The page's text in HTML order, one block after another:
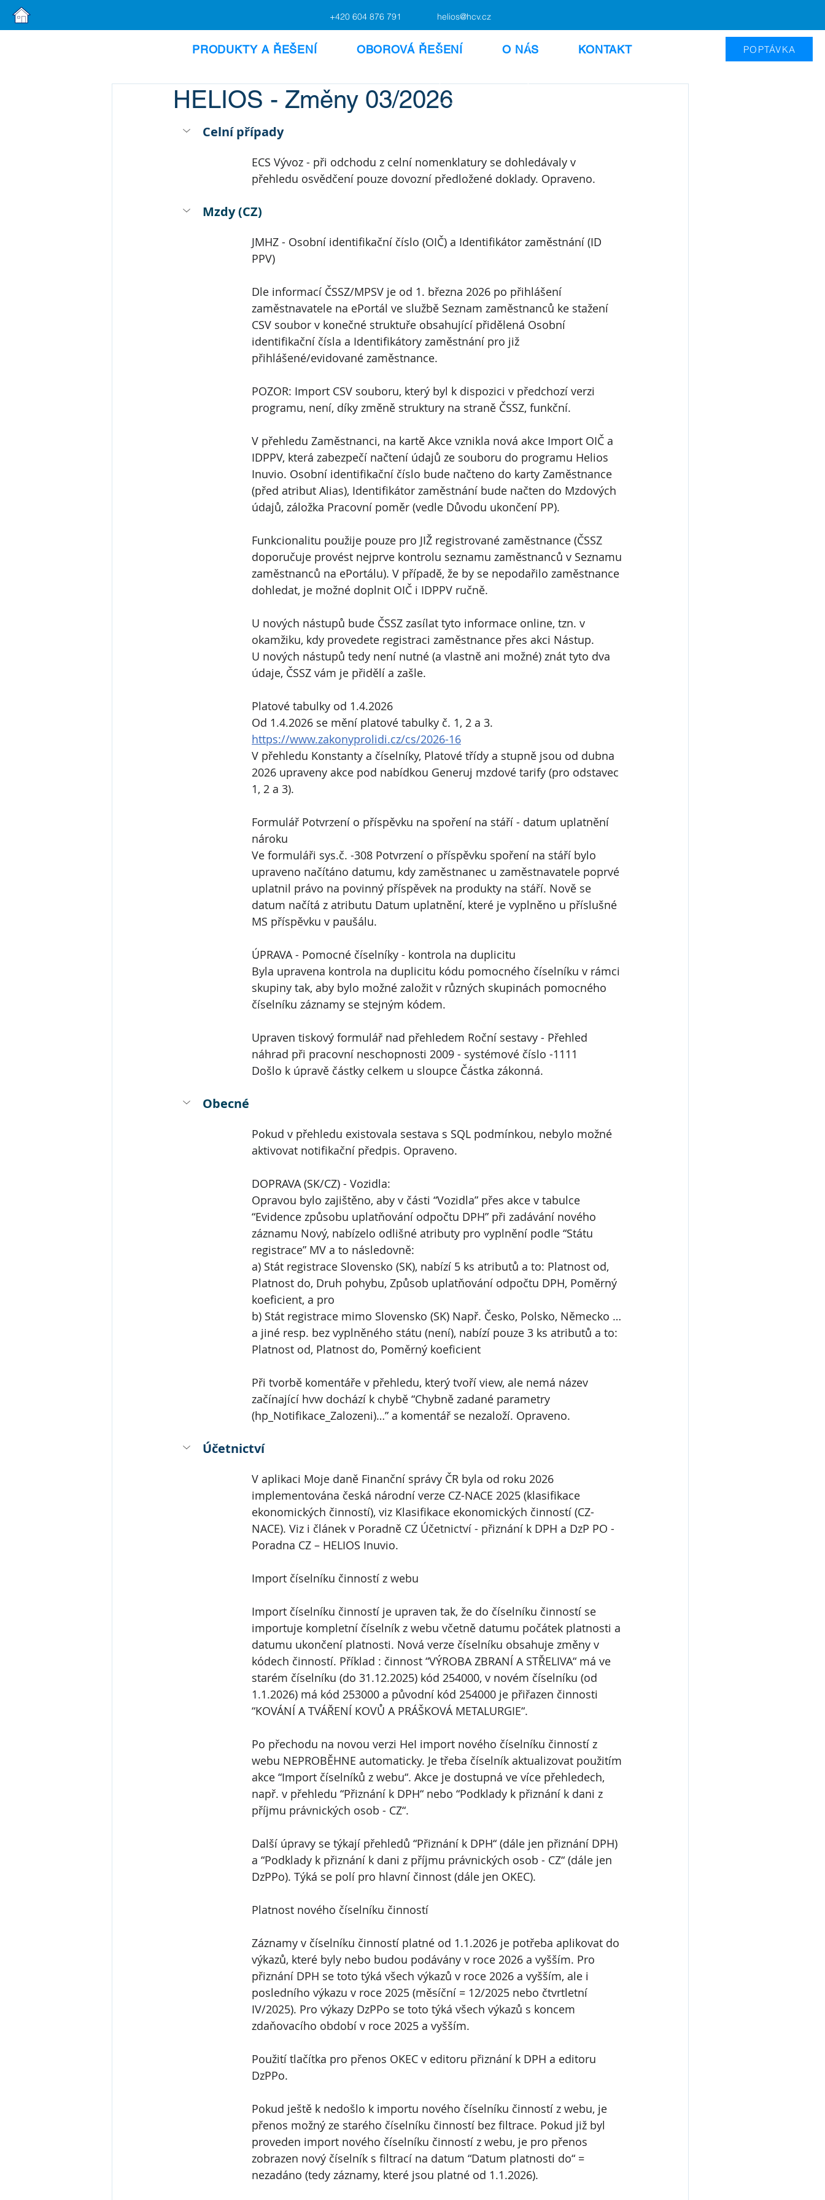
+420 604 876 791 helios@hcv.cz
POPTÁVKA
PRODUKTY A ŘEŠENÍ OBOROVÁ ŘEŠENÍ O NÁS KONTAKT
HELIOS - Změny 03/2026
Celní případy
ECS Vývoz - při odchodu z celní nomenklatury se dohledávaly v
přehledu osvědčení pouze dovozní předložené doklady. Opraveno.
Mzdy (CZ)
JMHZ - Osobní identifikační číslo (OIČ) a Identifikátor zaměstnání (ID
PPV)
Dle informací ČSSZ/MPSV je od 1. března 2026 po přihlášení
zaměstnavatele na ePortál ve službě Seznam zaměstnanců ke stažení
CSV soubor v konečné struktuře obsahující přidělená Osobní
identifikační čísla a Identifikátory zaměstnání pro již
přihlášené/evidované zaměstnance.
POZOR: Import CSV souboru, který byl k dispozici v předchozí verzi
programu, není, díky změně struktury na straně ČSSZ, funkční.
V přehledu Zaměstnanci, na kartě Akce vznikla nová akce Import OIČ a
IDPPV, která zabezpečí načtení údajů ze souboru do programu Helios
Inuvio. Osobní identifikační číslo bude načteno do karty Zaměstnance
(před atribut Alias), Identifikátor zaměstnání bude načten do Mzdových
údajů, záložka Pracovní poměr (vedle Důvodu ukončení PP).
Funkcionalitu použije pouze pro JIŽ registrované zaměstnance (ČSSZ
doporučuje provést nejprve kontrolu seznamu zaměstnanců v Seznamu
zaměstnanců na ePortálu). V případě, že by se nepodařilo zaměstnance
dohledat, je možné doplnit OIČ i IDPPV ručně.
U nových nástupů bude ČSSZ zasílat tyto informace online, tzn. v
okamžiku, kdy provedete registraci zaměstnance přes akci Nástup.
U nových nástupů tedy není nutné (a vlastně ani možné) znát tyto dva
údaje, ČSSZ vám je přidělí a zašle.
Platové tabulky od 1.4.2026
Od 1.4.2026 se mění platové tabulky č. 1, 2 a 3.
https://www.zakonyprolidi.cz/cs/2026-16
V přehledu Konstanty a číselníky, Platové třídy a stupně jsou od dubna
2026 upraveny akce pod nabídkou Generuj mzdové tarify (pro odstavec
1, 2 a 3).
Formulář Potvrzení o příspěvku na spoření na stáří - datum uplatnění
nároku
Ve formuláři sys.č. -308 Potvrzení o příspěvku spoření na stáří bylo
upraveno načítáno datumu, kdy zaměstnanec u zaměstnavatele poprvé
uplatnil právo na povinný příspěvek na produkty na stáří. Nově se
datum načítá z atributu Datum uplatnění, které je vyplněno u příslušné
MS příspěvku v paušálu.
ÚPRAVA - Pomocné číselníky - kontrola na duplicitu
Byla upravena kontrola na duplicitu kódu pomocného číselníku v rámci
skupiny tak, aby bylo možné založit v různých skupinách pomocného
číselníku záznamy se stejným kódem.
Upraven tiskový formulář nad přehledem Roční sestavy - Přehled
náhrad při pracovní neschopnosti 2009 - systémové číslo -1111
Došlo k úpravě částky celkem u sloupce Částka zákonná.
Obecné
Pokud v přehledu existovala sestava s SQL podmínkou, nebylo možné
aktivovat notifikační předpis. Opraveno.
DOPRAVA (SK/CZ) - Vozidla:
Opravou bylo zajištěno, aby v části “Vozidla” přes akce v tabulce
“Evidence způsobu uplatňování odpočtu DPH” při zadávání nového
záznamu Nový, nabízelo odlišné atributy pro vyplnění podle “Státu
registrace” MV a to následovně:
a) Stát registrace Slovensko (SK), nabízí 5 ks atributů a to: Platnost od,
Platnost do, Druh pohybu, Způsob uplatňování odpočtu DPH, Poměrný
koeficient, a pro
b) Stát registrace mimo Slovensko (SK) Např. Česko, Polsko, Německo …
a jiné resp. bez vyplněného státu (není), nabízí pouze 3 ks atributů a to:
Platnost od, Platnost do, Poměrný koeficient
Při tvorbě komentáře v přehledu, který tvoří view, ale nemá název
začínající hvw dochází k chybě “Chybně zadané parametry
(hp_Notifikace_Zalozeni)…” a komentář se nezaloží. Opraveno.
Účetnictví
V aplikaci Moje daně Finanční správy ČR byla od roku 2026
implementována česká národní verze CZ-NACE 2025 (klasifikace
ekonomických činností), viz Klasifikace ekonomických činností (CZ-
NACE). Viz i článek v Poradně CZ Účetnictví - přiznání k DPH a DzP PO -
Poradna CZ – HELIOS Inuvio.
Import číselníku činností z webu
Import číselníku činností je upraven tak, že do číselníku činností se
importuje kompletní číselník z webu včetně datumu počátek platnosti a
datumu ukončení platnosti. Nová verze číselníku obsahuje změny v
kódech činností. Příklad : činnost “VÝROBA ZBRANÍ A STŘELIVA“ má ve
starém číselníku (do 31.12.2025) kód 254000, v novém číselníku (od
1.1.2026) má kód 253000 a původní kód 254000 je přiřazen činnosti
“KOVÁNÍ A TVÁŘENÍ KOVŮ A PRÁŠKOVÁ METALURGIE“.
Po přechodu na novou verzi HeI import nového číselníku činností z
webu NEPROBĚHNE automaticky. Je třeba číselník aktualizovat použitím
akce “Import číselníků z webu“. Akce je dostupná ve více přehledech,
např. v přehledu “Přiznání k DPH“ nebo “Podklady k přiznání k dani z
příjmu právnických osob - CZ“.
Další úpravy se týkají přehledů “Přiznání k DPH“ (dále jen přiznání DPH)
a “Podklady k přiznání k dani z příjmu právnických osob - CZ“ (dále jen
DzPPo). Týká se polí pro hlavní činnost (dále jen OKEC).
Platnost nového číselníku činností
Záznamy v číselníku činností platné od 1.1.2026 je potřeba aplikovat do
výkazů, které byly nebo budou podávány v roce 2026 a vyšším. Pro
přiznání DPH se toto týká všech výkazů v roce 2026 a vyšším, ale i
posledního výkazu v roce 2025 (měsíční = 12/2025 nebo čtvrtletní
IV/2025). Pro výkazy DzPPo se toto týká všech výkazů s koncem
zdaňovacího období v roce 2025 a vyšším.
Použití tlačítka pro přenos OKEC v editoru přiznání k DPH a editoru
DzPPo.
Pokud ještě k nedošlo k importu nového číselníku činností z webu, je
přenos možný ze starého číselníku činností bez filtrace. Pokud již byl
proveden import nového číselníku činností z webu, je pro přenos
zobrazen nový číselník s filtrací na datum “Datum platnosti do“ =
nezadáno (tedy záznamy, které jsou platné od 1.1.2026).